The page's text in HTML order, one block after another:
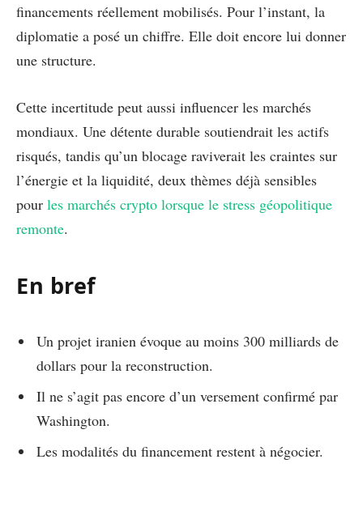
financements réellement mobilisés. Pour l’instant, la
diplomatie a posé un chiffre. Elle doit encore lui donner
une structure.
Cette incertitude peut aussi influencer les marchés
mondiaux. Une détente durable soutiendrait les actifs
risqués, tandis qu’un blocage raviverait les craintes sur
l’énergie et la liquidité, deux thèmes déjà sensibles
pour les marchés crypto lorsque le stress géopolitique
remonte.
En bref
Un projet iranien évoque au moins 300 milliards de
dollars pour la reconstruction.
Il ne s’agit pas encore d’un versement confirmé par
Washington.
Les modalités du financement restent à négocier.